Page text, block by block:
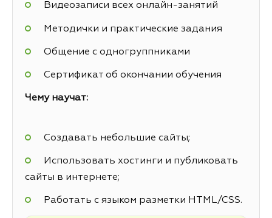
Видеозаписи всех онлайн-занятий
Методички и практические задания
Общение с одногруппниками
Сертификат об окончании обучения
Чему научат:
Создавать небольшие сайты;
Использовать хостинги и публиковать
сайты в интернете;
Работать с языком разметки HTML/CSS.